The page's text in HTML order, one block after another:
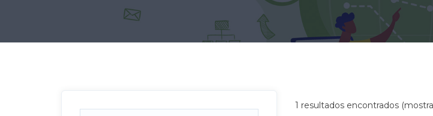
1 resultados encontrados